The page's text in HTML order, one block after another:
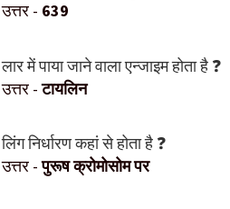
उत्तर - 639
लार में पाया जाने वाला एन्जाइम होता है ❓
उत्तर -टायलिन
लिंग निर्धारण कहां से होता है ❓
उत्तर -पुरूष क्रोमोसोम पर